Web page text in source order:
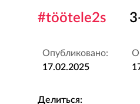
#töötele2s
Опубликовано:
17.02.2025
Делиться: